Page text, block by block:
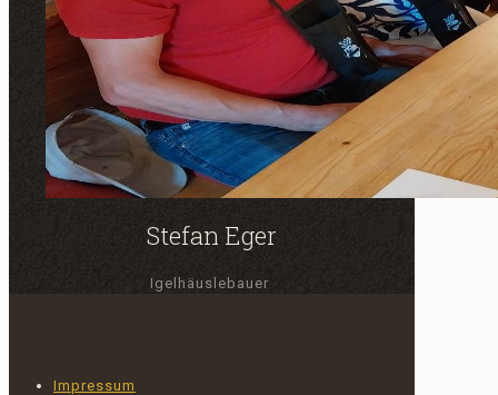
Stefan Eger
Igelhäuslebauer
Impressum